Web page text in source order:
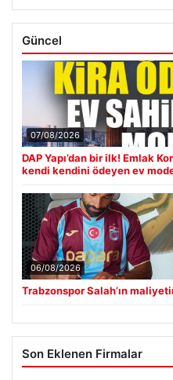
Güncel
07/08/2026
DAP Yapı’dan bir ilk! Emlak
kendi kendini ödeyen ev
06/08/2026
Trabzonspor Salah’ın
Son Eklenen Firmalar